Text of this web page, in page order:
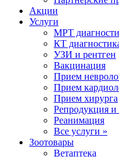
Акции
Услуги
МРТ
КТ
УЗИ и рентген
Вакцинация
Прием
Прием
Прием хирурга
Репродукция и
Реанимация
Все услуги »
Зоотовары
Ветаптека